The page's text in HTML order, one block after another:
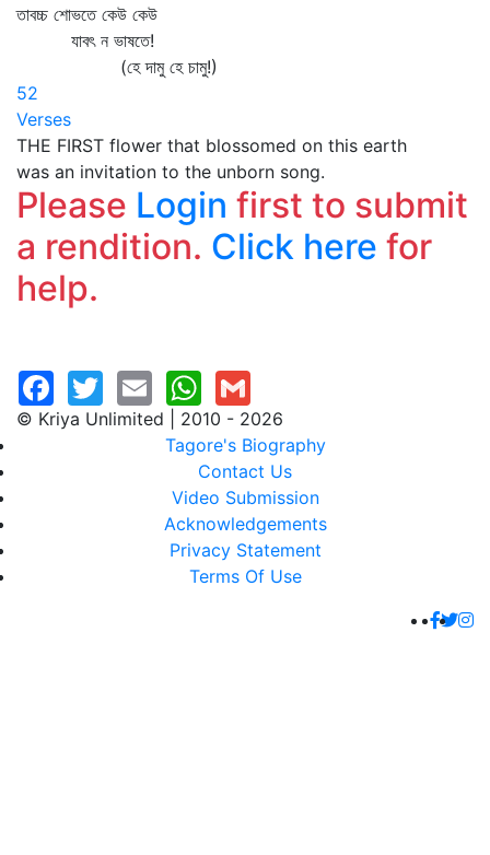
তাবচ্চ শোভতে কেউ কেউ
যাবৎ ন ভাষতে!
(হে দামু হে চামু!)
52
Verses
THE FIRST flower that blossomed on this earth
was an invitation to the unborn song.
Please Login first to submit
a rendition. Click here for
help.
© Kriya Unlimited | 2010 - 2026
Tagore's Biography
Contact Us
Video Submission
Acknowledgements
Privacy Statement
Terms Of Use